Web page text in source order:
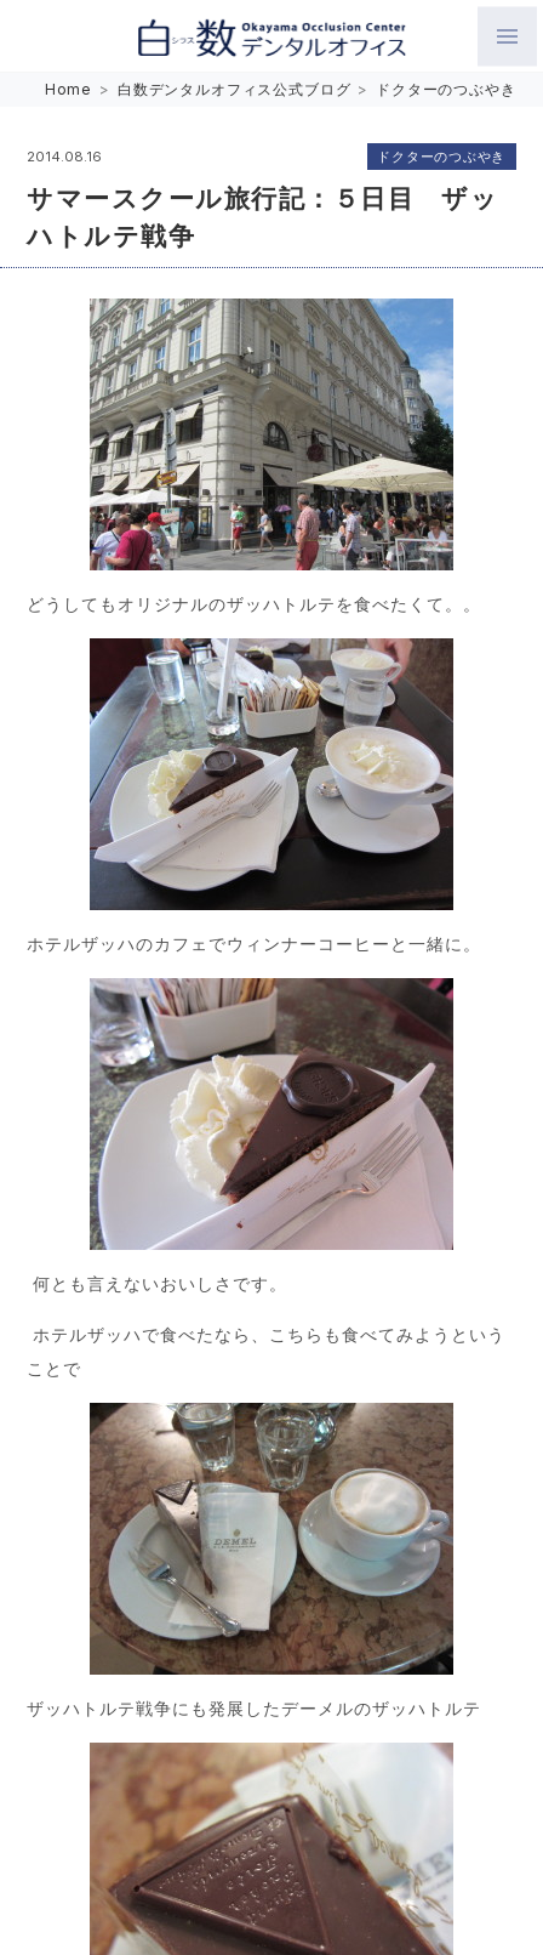
Home > 白数デンタルオフィス公式ブログ > ドクターのつぶやき
2014.08.16
サマースクール旅行記：５日目 ザッ
ハトルテ戦争
ドクターのつぶやき
どうしてもオリジナルのザッハトルテを食べたくて。。
ホテルザッハのカフェでウィンナーコーヒーと一緒に。
何とも言えないおいしさです。
ホテルザッハで食べたなら、こちらも食べてみようという
ことで
ザッハトルテ戦争にも発展したデーメルのザッハトルテ